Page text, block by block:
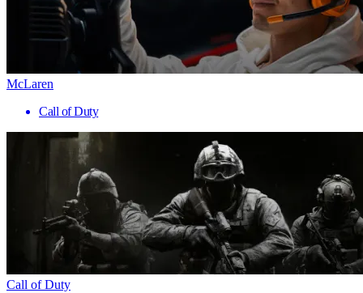
McLaren
Call of Duty
Call of Duty